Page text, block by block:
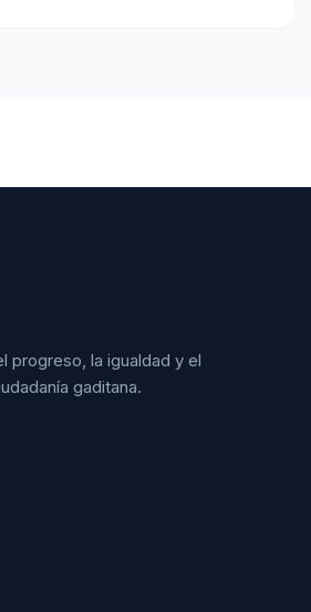
progreso, la igualdad y el
gaditana.